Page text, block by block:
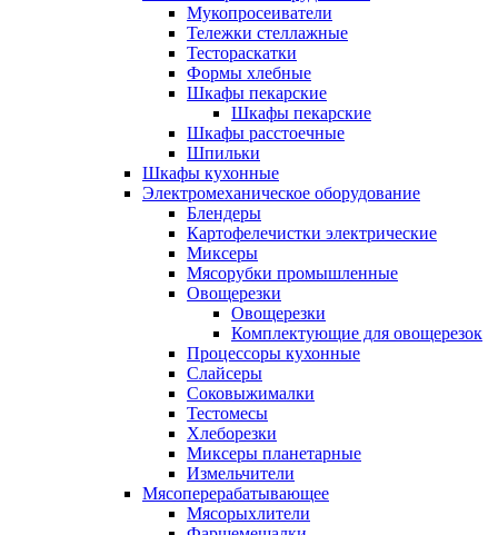
Мукопросеиватели
Тележки стеллажные
Тестораскатки
Формы хлебные
Шкафы пекарские
Шкафы пекарские
Шкафы расстоечные
Шпильки
Шкафы кухонные
Электромеханическое оборудование
Блендеры
Картофелечистки электрические
Миксеры
Мясорубки промышленные
Овощерезки
Овощерезки
Комплектующие для овощерезок
Процессоры кухонные
Слайсеры
Соковыжималки
Тестомесы
Хлеборезки
Миксеры планетарные
Измельчители
Мясоперерабатывающее
Мясорыхлители